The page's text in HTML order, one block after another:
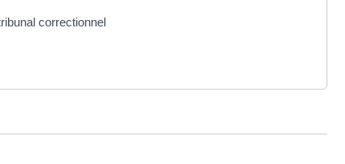
correctionnel